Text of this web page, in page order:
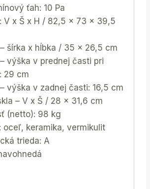
ťah: 10 Pa
V x Š x H / 82,5 x 73 x 39,5
šírka x hĺbka / 35 x 26,5 cm
výška v prednej časti pri
29 cm
výška v zadnej časti: 16,5 cm
– V x Š / 28 x 31,6 cm
(netto): 98 kg
oceľ, keramika, vermikulit
trieda: A